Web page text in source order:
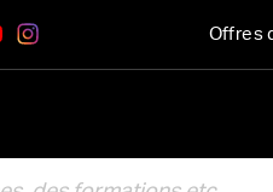
Offres